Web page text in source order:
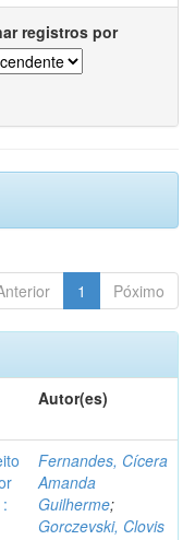
registros por
1 Póximo
Autor(es)
Fernandes, Cícera
Amanda
Guilherme;
Gorczevski, Clovis